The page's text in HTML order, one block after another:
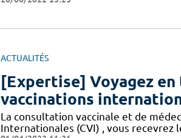
ACTUALITÉS
[Expertise] Voyagez
vaccinations
La consultation vaccinale et de
Internationales (CVI) , vous recevrez